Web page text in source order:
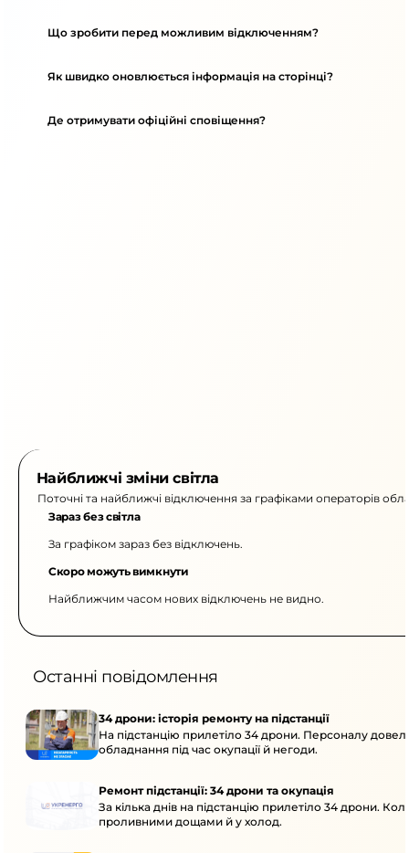
Що зробити перед можливим відключенням?
Як швидко оновлюється інформація на сторінці?
Де отримувати офіційні сповіщення?
Найближчі зміни світла
Поточні та найближчі відключення за графіками операторів
Зараз без світла
За графіком зараз без відключень.
Скоро можуть вимкнути
Найближчим часом нових відключень не видно.
Останні повідомлення
34 дрони: історія ремонту на підстанції
На підстанцію прилетіло 34 дрони. Персоналу
обладнання під час окупації й негоди.
Ремонт підстанції: 34 дрони та окупація
За кілька днів на підстанцію прилетіло 34 дрони.
проливними дощами й у холод.